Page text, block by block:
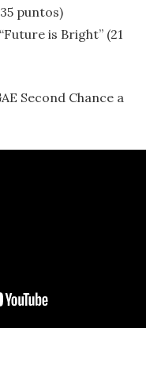
puntos)
is Bright” (21
Second Chance a